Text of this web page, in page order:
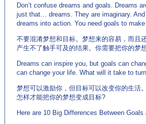
Don’t confuse dreams and goals. Dreams
just that… dreams. They are imaginary.
dreams into action. You need goals to
不要混淆梦想和目标。梦想来的容易，而且
产生不了触手可及的结果。你需要把你的梦
Dreams can inspire you, but goals can
can change your life. What will it take to
梦想可以激励你，但目标可以改变你的生活
怎样才能把你的梦想变成目标?
Here are 10 Big Differences Between Goals